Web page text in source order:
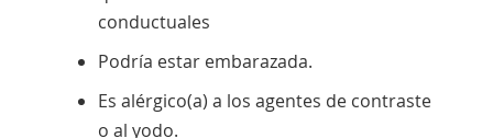
conductuales
Podría estar embarazada.
Es alérgico(a) a los agentes de contraste
o al yodo.